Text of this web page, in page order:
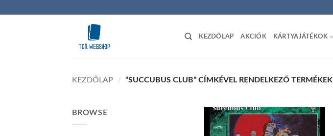
KEZDŐLAP AKCIÓK KÁRTYAJÁTÉKOK
KEZDŐLAP / “SUCCUBUS CLUB” CÍMKÉVEL RENDELKEZŐ TERMÉKEK
BROWSE